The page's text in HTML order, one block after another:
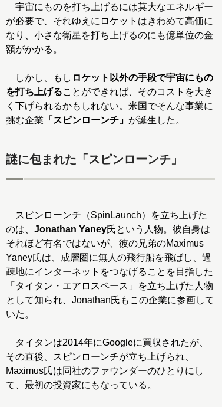
宇宙にものを打ち上げるには莫大なエネルギー
が必要で、それゆえにロケットはきわめて高価に
なり、小さな衛星を打ち上げるのにも億単位の金
額がかかる。
しかし、もし ロケット以外の手段で宇宙にもの
を打ち上げることができれば、そのコストを大き
く下げられるかもしれない。米国でそんな事業に
挑む企業 「スピンローンチ」 が誕生した。
謎に包まれた「スピンローンチ」
スピンローンチ（SpinLaunch）を立ち上げた
のは、 Jonathan Yaney氏という人物。彼自身は
それほど有名ではないが、彼の兄弟のMaximus
Yaney氏は、成層圏に無人の飛行船を飛ばし、過
疎地にインターネットをつなげることを目指した
「タイタン・エアロスペース」を立ち上げた人物
として知られ、Jonathan氏もこの企業に参画して
いた。
タイタンは2014年にGoogleに買収されたが、
その直後、スピンローンチが立ち上げられ、
Maximus氏は同社のファウンダーのひとりにし
て、最初の投資家にもなっている。